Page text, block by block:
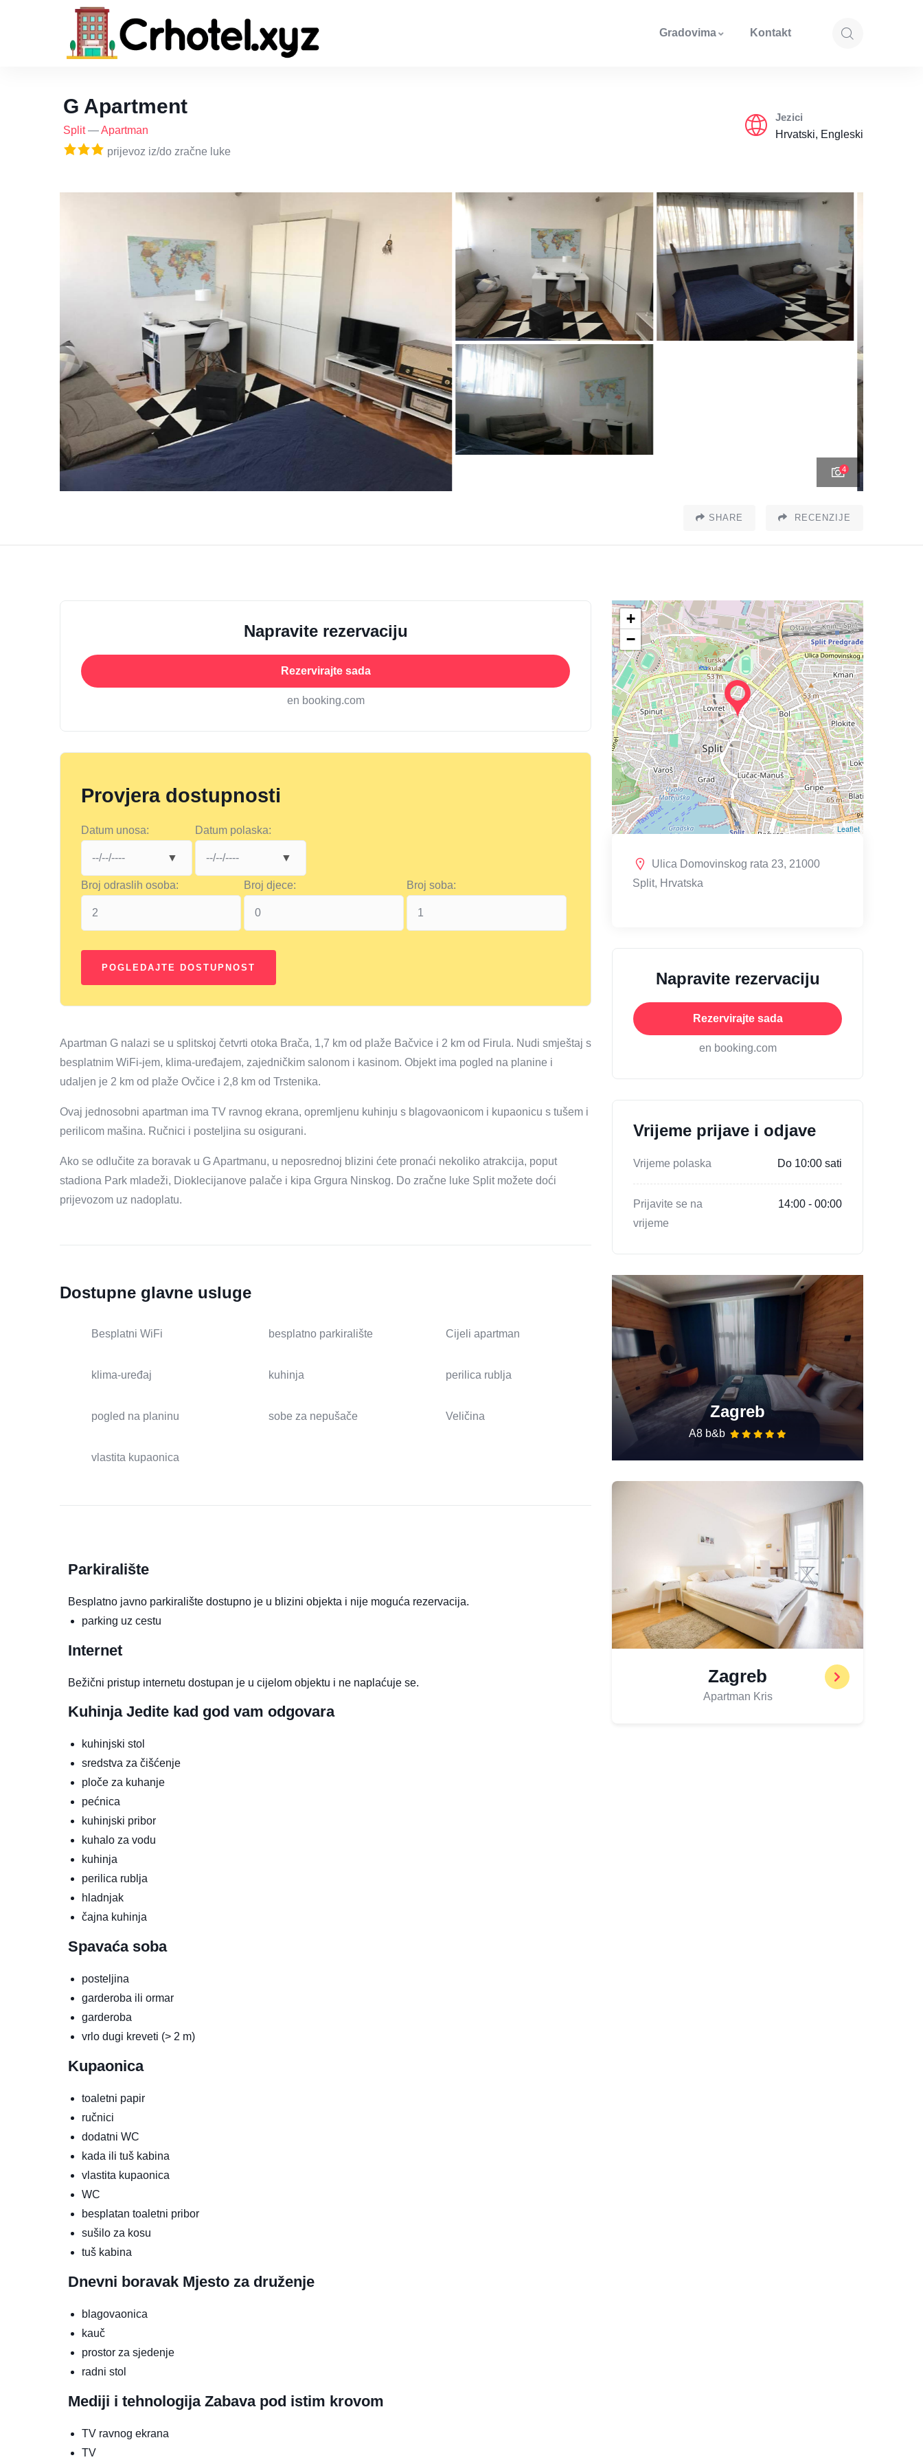
Gradovima Kontakt
G Apartment
Split—Apartman
prijevoz iz/do zračne luke
Jezici
Hrvatski, Engleski
4
SHARE RECENZIJE
Napravite rezervaciju
Rezervirajte sada
en booking.com
Provjera dostupnosti
Datum unosa: Datum polaska:
Broj odraslih osoba: Broj djece: Broj soba:
Apartman G nalazi se u splitskoj četvrti otoka Brača, 1,7 km od plaže Bačvice i 2 km od Firula. Nudi smještaj s
besplatnim WiFi-jem, klima-uređajem, zajedničkim salonom i kasinom. Objekt ima pogled na planine i
udaljen je 2 km od plaže Ovčice i 2,8 km od Trstenika.
Ovaj jednosobni apartman ima TV ravnog ekrana, opremljenu kuhinju s blagovaonicom i kupaonicu s tušem i
perilicom mašina. Ručnici i posteljina su osigurani.
Ako se odlučite za boravak u G Apartmanu, u neposrednoj blizini ćete pronaći nekoliko atrakcija, poput
stadiona Park mladeži, Dioklecijanove palače i kipa Grgura Ninskog. Do zračne luke Split možete doći
prijevozom uz nadoplatu.
Dostupne glavne usluge
Besplatni WiFi besplatno parkiralište Cijeli apartman
klima-uređaj kuhinja perilica rublja
pogled na planinu sobe za nepušače Veličina
vlastita kupaonica
Parkiralište
Besplatno javno parkiralište dostupno je u blizini objekta i nije moguća rezervacija.
parking uz cestu
Internet
Bežični pristup internetu dostupan je u cijelom objektu i ne naplaćuje se.
Kuhinja Jedite kad god vam odgovara
kuhinjski stol
sredstva za čišćenje
ploče za kuhanje
pećnica
kuhinjski pribor
kuhalo za vodu
kuhinja
perilica rublja
hladnjak
čajna kuhinja
Spavaća soba
posteljina
garderoba ili ormar
garderoba
vrlo dugi kreveti (> 2 m)
Kupaonica
toaletni papir
ručnici
dodatni WC
kada ili tuš kabina
vlastita kupaonica
WC
besplatan toaletni pribor
sušilo za kosu
tuš kabina
Dnevni boravak Mjesto za druženje
blagovaonica
kauč
prostor za sjedenje
radni stol
Mediji i tehnologija Zabava pod istim krovom
TV ravnog ekrana
TV
+
−
Leaflet
Ulica Domovinskog rata 23, 21000
Split, Hrvatska
Napravite rezervaciju
Rezervirajte sada
en booking.com
Vrijeme prijave i odjave
Vrijeme polaska Do 10:00 sati
Prijavite se na
vrijeme
14:00 - 00:00
Zagreb
A8 b&b
Zagreb
Apartman Kris